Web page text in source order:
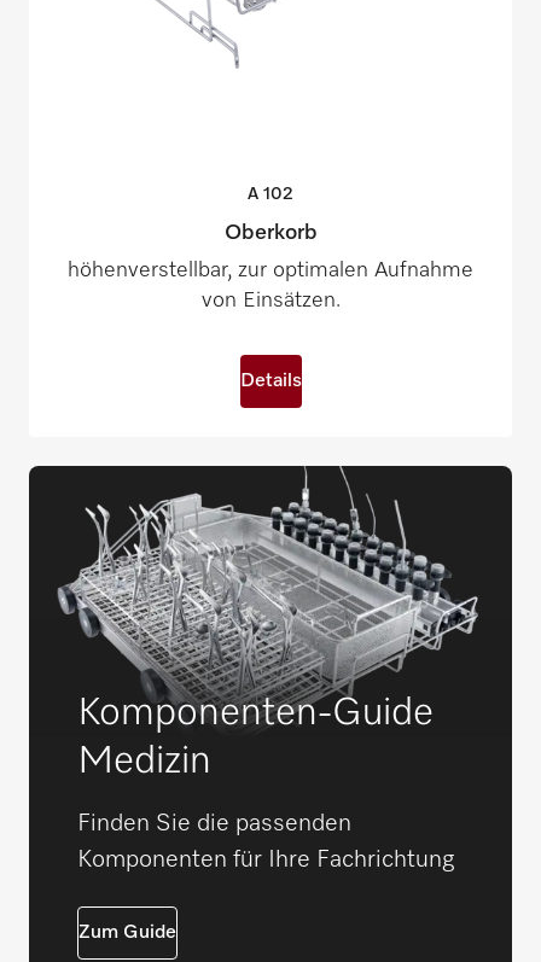
A 102
Oberkorb
höhenverstellbar, zur optimalen Aufnahme
von Einsätzen.
Details
Komponenten-Guide
Medizin
Finden Sie die passenden
Komponenten für Ihre Fachrichtung
Zum Guide